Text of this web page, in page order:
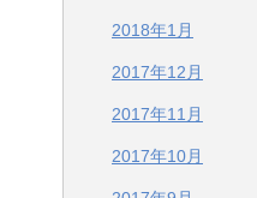
2018年1月
2017年12月
2017年11月
2017年10月